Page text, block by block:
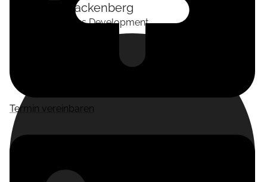
Termin vereinbaren
Tackenberg
Head of Business Development